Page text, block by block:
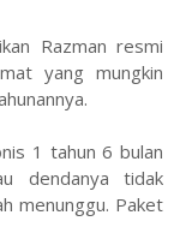
Razman resmi
yang mungkin
1 tahun 6 bulan
dendanya tidak
menunggu. Paket